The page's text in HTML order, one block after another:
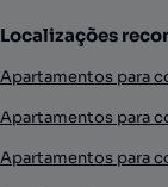
Localizações
Apartamentos para
Apartamentos para
Apartamentos para